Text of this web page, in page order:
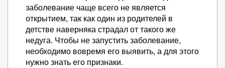
заболевание чаще всего не является
открытием, так как один из родителей в
детстве наверняка страдал от такого же
недуга. Чтобы не запустить заболевание,
необходимо вовремя его выявить, а для этого
нужно знать его признаки.